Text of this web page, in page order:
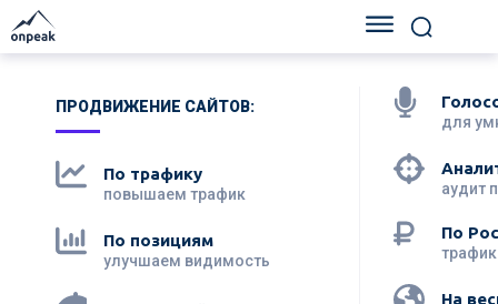
ПРОДВИЖЕНИЕ САЙТОВ:
По трафику
повышаем трафик
По позициям
улучшаем видимость
для
аудит
По
трафик
На